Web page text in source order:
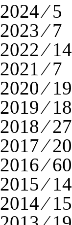
2024 ⁄ 5
2023 ⁄ 7
2022 ⁄ 14
2021 ⁄ 7
2020 ⁄ 19
2019 ⁄ 18
2018 ⁄ 27
2017 ⁄ 20
2016 ⁄ 60
2015 ⁄ 14
2014 ⁄ 15